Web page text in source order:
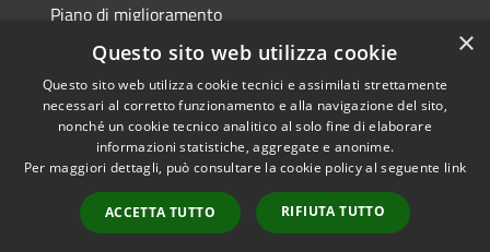
Piano di miglioramento
Accessibility
Privacy
Sitemap
Copyright © 2026 • Town of •
Powered byMunicipium
Admin access
×
Questo sito web utilizza cookie
Questo sito web utilizza cookie tecnici e assimilati strettamente
necessari al corretto funzionamento e alla navigazione del sito,
nonché un cookie tecnico analitico al solo fine di elaborare
informazioni statistiche, aggregate e anonime.
Per maggiori dettagli, può consultare la cookie policy al seguente link
ACCETTA TUTTO RIFIUTA TUTTO